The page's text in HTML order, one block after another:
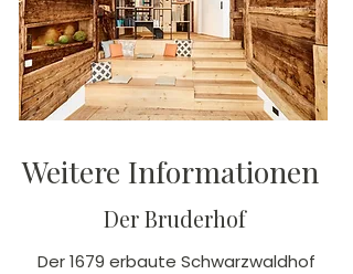
Weitere Informationen
Der Bruderhof
Der 1679 erbaute Schwarzwaldhof